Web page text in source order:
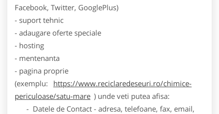
Facebook, Twitter, GooglePlus)
- suport tehnic
- adaugare oferte speciale
- hosting
- mentenanta
- pagina proprie
(exemplu:
https://www.reciclaredeseuri.ro/chimice-
periculoase/satu-mare ) unde veti putea afisa:
- Datele de Contact - adresa, telefoane, fax, email,